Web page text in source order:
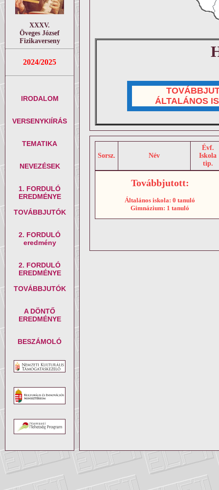
XXXV.
Öveges József
Fizikaverseny
2024/2025
IRODALOM
VERSENYKIÍRÁS
TEMATIKA
NEVEZÉSEK
1. FORDULÓ
EREDMÉNYE
TOVÁBBJUTÓK
2. FORDULÓ
eredmény
2. FORDULÓ
EREDMÉNYE
TOVÁBBJUTÓK
A DÖNTŐ
EREDMÉNYE
BESZÁMOLÓ
ÁLTALÁNOS
Sorsz. Név
Évf.
Iskola
tip.
Továbbjutott:
Általános iskola: 0 tanuló
Gimnázium: 1 tanuló